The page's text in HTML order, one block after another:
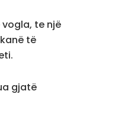
te një
të
gjatë